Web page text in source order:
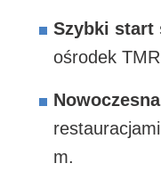
Szybki start
ośrodek
m.